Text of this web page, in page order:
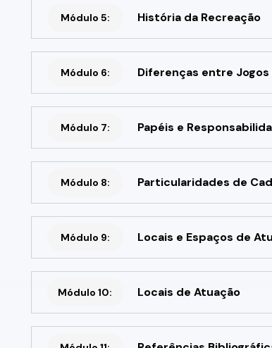
Módulo 5: História da Recreação
Módulo 6: Diferenças entre Jogos
Módulo 7: Papéis e
Módulo 8: Particularidades de
Módulo 9: Locais e Espaços de
Módulo 10: Locais de Atuação